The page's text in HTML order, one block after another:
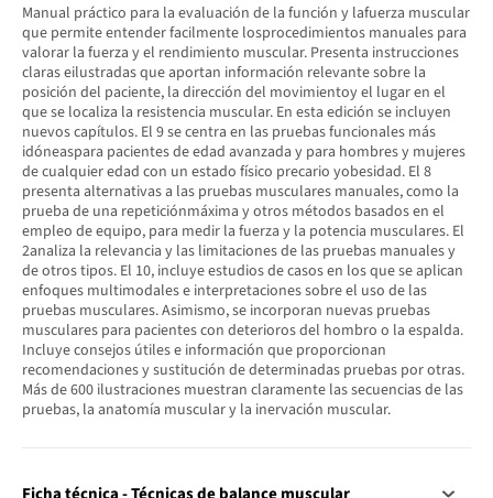
Manual práctico para la evaluación de la función y lafuerza muscular
que permite entender facilmente losprocedimientos manuales para
valorar la fuerza y el rendimiento muscular. Presenta instrucciones
claras eilustradas que aportan información relevante sobre la
posición del paciente, la dirección del movimientoy el lugar en el
que se localiza la resistencia muscular. En esta edición se incluyen
nuevos capítulos. El 9 se centra en las pruebas funcionales más
idóneaspara pacientes de edad avanzada y para hombres y mujeres
de cualquier edad con un estado físico precario yobesidad. El 8
presenta alternativas a las pruebas musculares manuales, como la
prueba de una repeticiónmáxima y otros métodos basados en el
empleo de equipo, para medir la fuerza y la potencia musculares. El
2analiza la relevancia y las limitaciones de las pruebas manuales y
de otros tipos. El 10, incluye estudios de casos en los que se aplican
enfoques multimodales e interpretaciones sobre el uso de las
pruebas musculares. Asimismo, se incorporan nuevas pruebas
musculares para pacientes con deterioros del hombro o la espalda.
Incluye consejos útiles e información que proporcionan
recomendaciones y sustitución de determinadas pruebas por otras.
Más de 600 ilustraciones muestran claramente las secuencias de las
pruebas, la anatomía muscular y la inervación muscular.